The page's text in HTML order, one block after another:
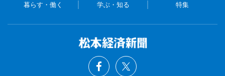
暮らす・働く 学ぶ・知る 特集